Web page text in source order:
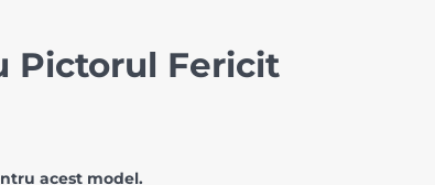
Pictorul Fericit
acest model.